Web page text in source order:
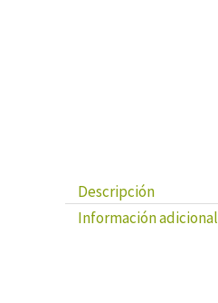
Descripción
Información adicional